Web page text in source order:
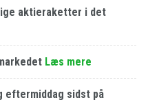
aktieraketter i det
Læs mere
eftermiddag sidst på